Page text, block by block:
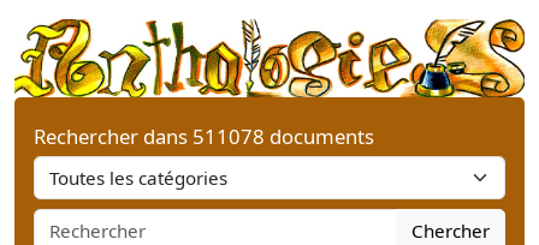
Rechercher dans 511078 documents
Chercher